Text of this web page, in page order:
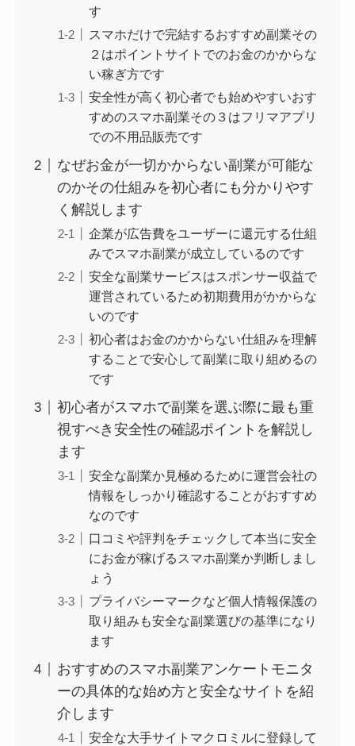
す
スマホだけで完結するおすすめ副業その
２はポイントサイトでのお金のかからな
い稼ぎ方です
安全性が高く初心者でも始めやすいおす
すめのスマホ副業その３はフリマアプリ
での不用品販売です
なぜお金が一切かからない副業が可能な
のかその仕組みを初心者にも分かりやす
く解説します
企業が広告費をユーザーに還元する仕組
みでスマホ副業が成立しているのです
安全な副業サービスはスポンサー収益で
運営されているため初期費用がかからな
いのです
初心者はお金のかからない仕組みを理解
することで安心して副業に取り組めるの
です
初心者がスマホで副業を選ぶ際に最も重
視すべき安全性の確認ポイントを解説し
ます
安全な副業か見極めるために運営会社の
情報をしっかり確認することがおすすめ
なのです
口コミや評判をチェックして本当に安全
にお金が稼げるスマホ副業か判断しまし
ょう
プライバシーマークなど個人情報保護の
取り組みも安全な副業選びの基準になり
ます
おすすめのスマホ副業アンケートモニタ
ーの具体的な始め方と安全なサイトを紹
介します
安全な大手サイトマクロミルに登録して